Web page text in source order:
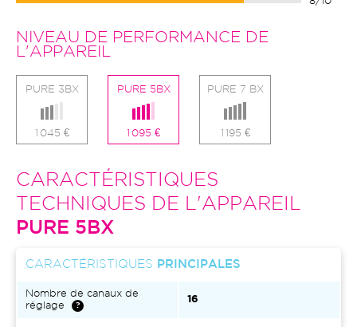
NIVEAU DE PERFORMANCE DE
L'APPAREIL
PURE 3BX
1 045 €
PURE 5BX
1 095 €
PURE 7 BX
1 195 €
CARACTÉRISTIQUES
TECHNIQUES DE L'APPAREIL
PURE 5BX
CARACTÉRISTIQUES PRINCIPALES
Nombre de canaux de
réglage
16